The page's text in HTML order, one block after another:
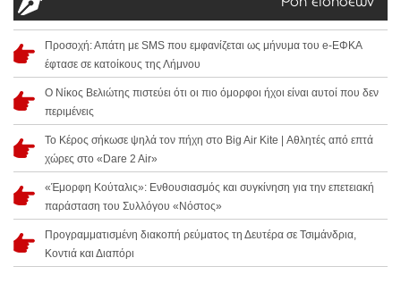
Προσοχή: Απάτη με SMS που εμφανίζεται ως μήνυμα του e-ΕΦΚΑ
έφτασε σε κατοίκους της Λήμνου
Ο Νίκος Βελιώτης πιστεύει ότι οι πιο όμορφοι ήχοι είναι αυτοί που δεν
περιμένεις
Το Κέρος σήκωσε ψηλά τον πήχη στο Big Air Kite | Αθλητές από επτά
χώρες στο «Dare 2 Air»
«Έμορφη Κούταλις»: Ενθουσιασμός και συγκίνηση για την επετειακή
παράσταση του Συλλόγου «Νόστος»
Προγραμματισμένη διακοπή ρεύματος τη Δευτέρα σε Τσιμάνδρια,
Κοντιά και Διαπόρι